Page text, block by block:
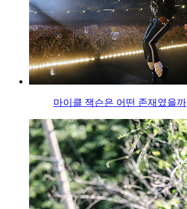
마이클 잭슨은 어떤 존재였을까